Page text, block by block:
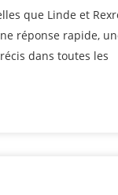
que Linde et
réponse rapide,
dans toutes les